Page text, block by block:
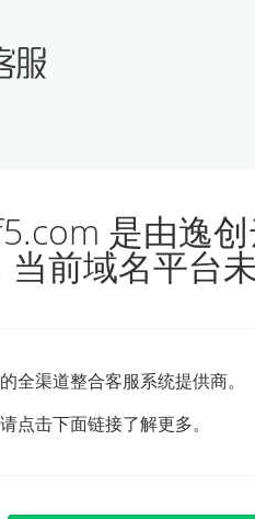
是由逸
当前域名平台
全渠道整合客服系统提供商。
点击下面链接了解更多。